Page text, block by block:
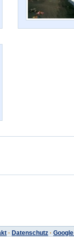
· Datenschutz ·